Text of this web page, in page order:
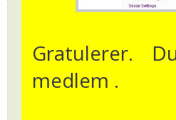
Gratulerer.
medlem .